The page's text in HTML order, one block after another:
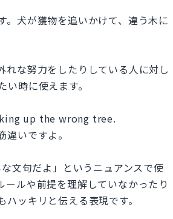
。犬が獲物を追いかけて、違う木に
れな努力をしたりしている人に対し
時に使えます。
up the wrong tree.
いですよ。
句だよ」というニュアンスで使
ルや前提を理解していなかったり
ッキリと伝える表現です。